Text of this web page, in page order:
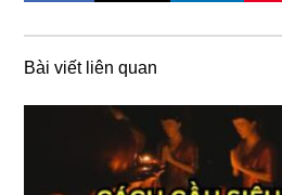
Bài viết liên quan